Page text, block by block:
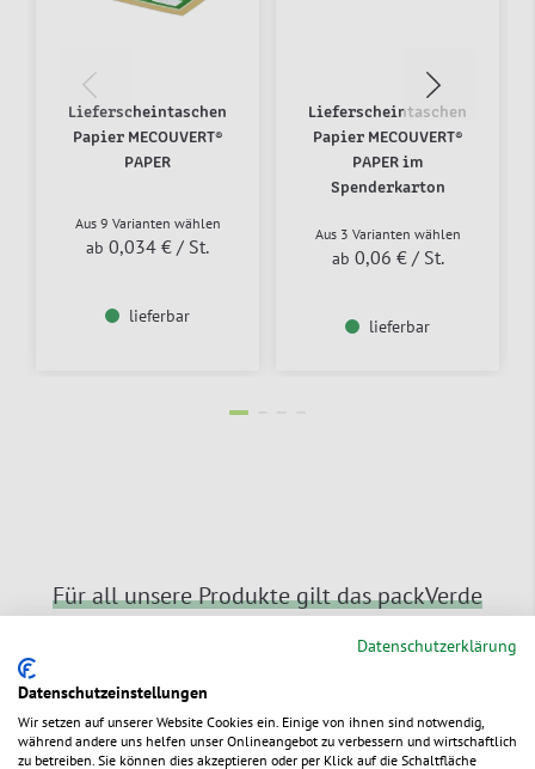
Lieferscheintaschen
Papier MECOUVERT®
PAPER
Aus 9 Varianten wählen
ab 0,034 € / St.
lieferbar
Lieferscheintaschen
Papier MECOUVERT®
PAPER im
Spenderkarton
Aus 3 Varianten wählen
ab 0,06 € / St.
lieferbar
Für all unsere Produkte gilt das packVerde
Versprechen
Datenschutzerklärung
Datenschutzeinstellungen
Wir setzen auf unserer Website Cookies ein. Einige von ihnen sind notwendig,
während andere uns helfen unser Onlineangebot zu verbessern und wirtschaftlich
zu betreiben. Sie können dies akzeptieren oder per Klick auf die Schaltfläche